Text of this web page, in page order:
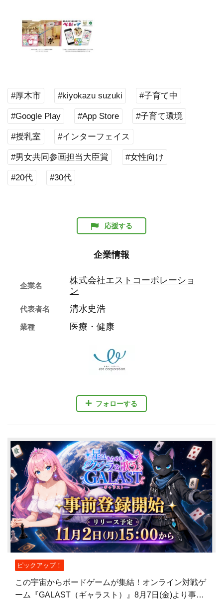
#厚木市 #kiyokazu suzuki #子育て中
#Google Play #App Store #子育て環境
#授乳室 #インターフェイス
#男女共同参画担当大臣賞 #女性向け
#20代 #30代
応援する
企業情報
フォローする
企業名
株式会社エストコーポレーショ
ン
代表者名 清水史浩
業種 医療・健康
ピックアップ！
この宇宙からボードゲームが集結！オンライン対戦ゲ
ーム『GALAST（ギャラスト）』8月7日(金)より事前